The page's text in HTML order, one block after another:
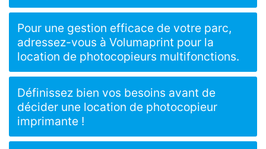
Pour une gestion efficace de votre parc,
adressez-vous à Volumaprint pour la
location de photocopieurs multifonctions.
Définissez bien vos besoins avant de
décider une location de photocopieur
imprimante !